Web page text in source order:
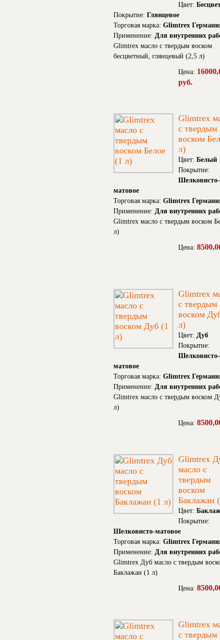
Цвет:
Покрытие: Глянцевое
Торговая марка: Glimtrex
Применение: Для внутренних
Glimtrex масло с твердым воском
бесцветный, глянцевый (2,5 л)
Цена:
руб.
Glimtrex
с твердым
воском
л)
Цвет: Белый
Покрытие:
Шелковисто-
матовое
Торговая марка: Glimtrex
Применение: Для внутренних
Glimtrex масло с твердым воском
л)
Цена:
Glimtrex
с твердым
воском
л)
Цвет: Дуб
Покрытие:
Шелковисто-
матовое
Торговая марка: Glimtrex
Применение: Для внутренних
Glimtrex масло с твердым воском
л)
Цена:
Glimtrex
масло с
твердым
воском
Баклажан
Цвет:
Покрытие:
Шелковисто-матовое
Торговая марка: Glimtrex
Применение: Для внутренних
Glimtrex Дуб масло с твердым
Баклажан (1 л)
Цена:
Glimtrex
с твердым